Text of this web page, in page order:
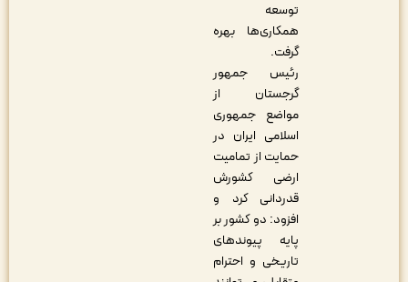
همکاری‌ها بهره
رئیس جمهور
گرجستان از
مواضع جمهوری
اسلامی ایران در
حمایت از تمامیت
ارضی کشورش
قدردانی کرد و
افزود: دو کشور بر
پایه پیوندهای
تاریخی و احترام